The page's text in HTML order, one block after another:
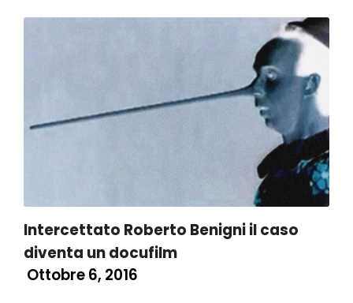
Intercettato Roberto Benigni il caso
diventa un docufilm
Ottobre 6, 2016